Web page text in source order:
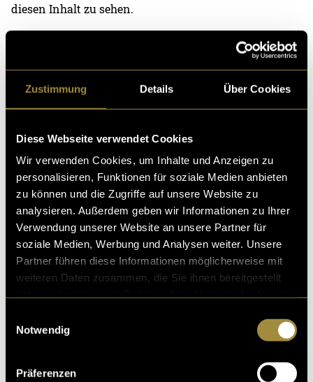
Zustimmung Details Über Cookies
Diese Webseite verwendet Cookies
Wir verwenden Cookies, um Inhalte und Anzeigen zu
personalisieren, Funktionen für soziale Medien anbieten
zu können und die Zugriffe auf unsere Website zu
analysieren. Außerdem geben wir Informationen zu Ihrer
Verwendung unserer Website an unsere Partner für
soziale Medien, Werbung und Analysen weiter. Unsere
Partner führen diese Informationen möglicherweise mit
weiteren Daten zusammen, die Sie ihnen bereitgestellt
Notwendig
Präferenzen
diesen Inhalt zu sehen.
Kritik
Ähnliche Artikel